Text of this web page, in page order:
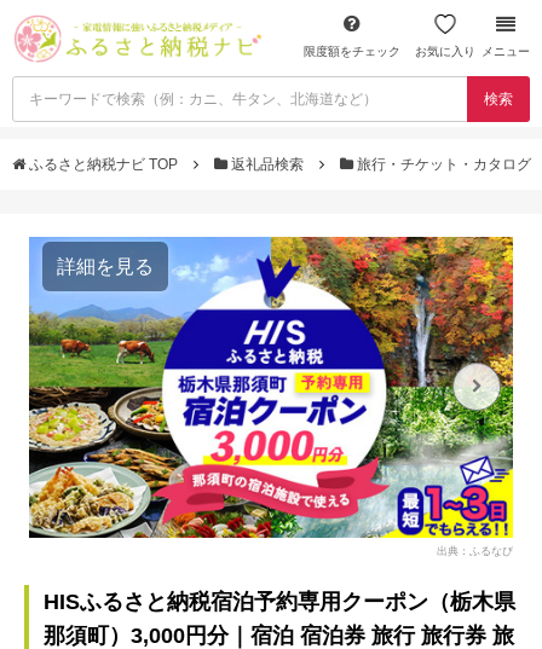
限度額をチェック お気に入り メニュー
検索
ふるさと納税ナビ TOP 返礼品検索 旅行・チケット・カタログ
詳細を見る
出典：ふるなび
HISふるさと納税宿泊予約専用クーポン（栃木県
那須町）3,000円分｜宿泊 宿泊券 旅行 旅行券 旅